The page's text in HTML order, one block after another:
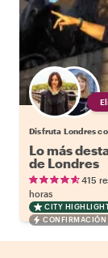
Disfruta Londres
Lo más
de Londres
415
horas
CITY
CONFIRMACIÓN